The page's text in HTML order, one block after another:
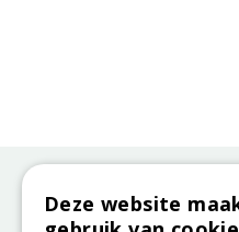
Deze website